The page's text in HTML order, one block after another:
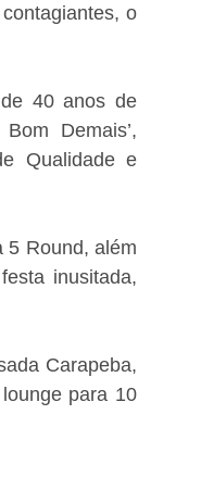
o
40 anos de
Demais’,
Qualidade e
5 Round, além
inusitada,
Carapeba,
para 10